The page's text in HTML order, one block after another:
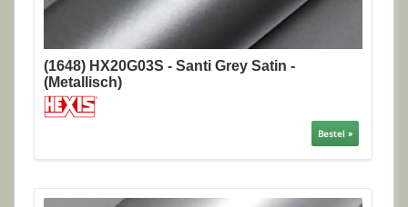
(1648) HX20G03S - Santi Grey Satin -
(Metallisch)
Bestel »